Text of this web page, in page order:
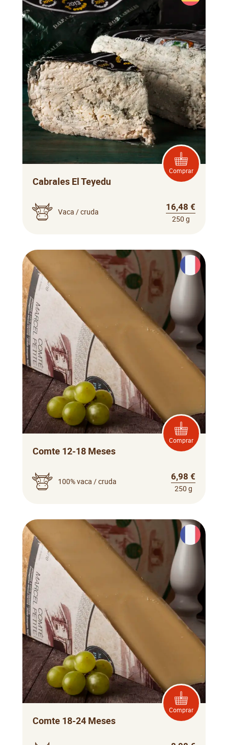
Comprar
Cabrales El Teyedu
Vaca / cruda 16,48 €
250 g
Comprar
Comte 12-18 Meses
100% vaca / cruda 6,98 €
250 g
Comprar
Comte 18-24 Meses